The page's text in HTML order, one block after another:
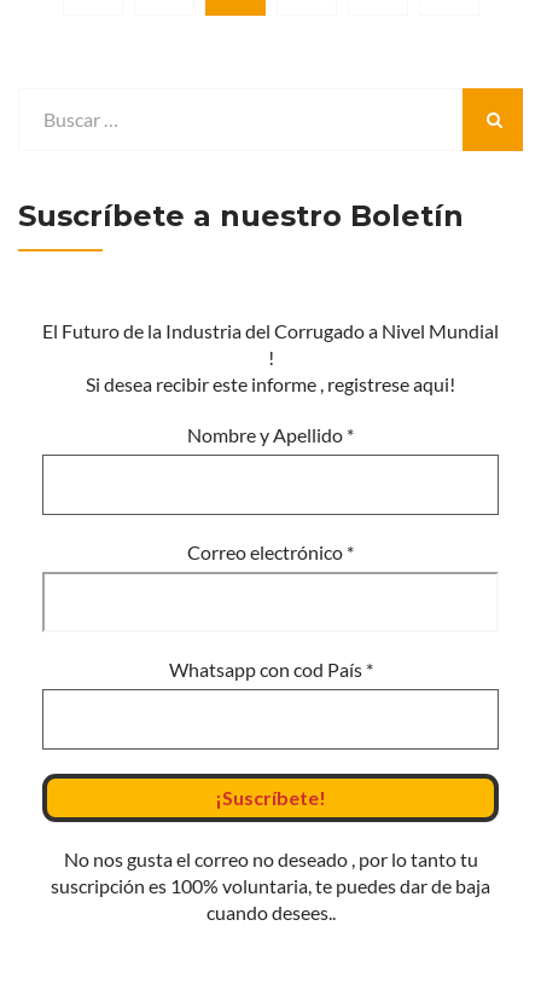
Suscríbete a nuestro Boletín
El Futuro de la Industria del Corrugado a Nivel Mundial
!
Si desea recibir este informe , registrese aqui!
Nombre y Apellido *
Correo electrónico *
Whatsapp con cod País *
No nos gusta el correo no deseado , por lo tanto tu
suscripción es 100% voluntaria, te puedes dar de baja
cuando desees..